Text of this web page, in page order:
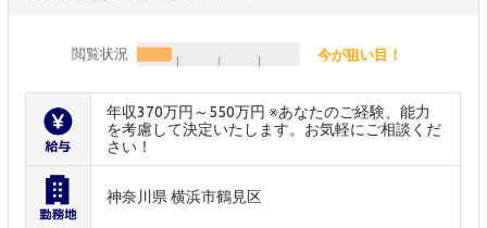
閲覧状況 今が狙い目！
年収370万円～550万円 ※あなたのご経験、能力
を考慮して決定いたします。お気軽にご相談くだ
さい！
神奈川県 横浜市鶴見区